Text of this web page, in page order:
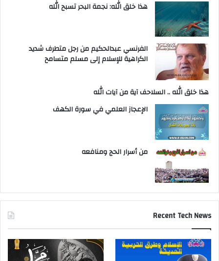
هذا خلق الله: نجمة البحر تسبح الله
الفرنسي عبدالحكيم من رجل متطرف شديد
الكراهية للإسلام إلى مسلم متسامح
هذا خلق الله .. السلاحف آية من آيات الله
الإعجاز العلمي في سورة الكهف
من أسرار الحج ومنافعه
Recent Tech News